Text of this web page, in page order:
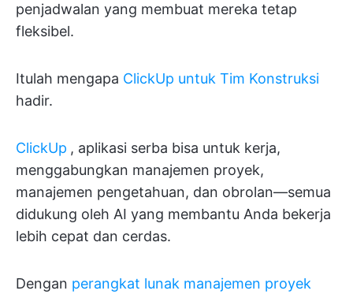
penjadwalan yang membuat mereka tetap
fleksibel.
Itulah mengapa ClickUp untuk Tim Konstruksi
hadir.
ClickUp , aplikasi serba bisa untuk kerja,
menggabungkan manajemen proyek,
manajemen pengetahuan, dan obrolan—semua
didukung oleh AI yang membantu Anda bekerja
lebih cepat dan cerdas.
Dengan perangkat lunak manajemen proyek